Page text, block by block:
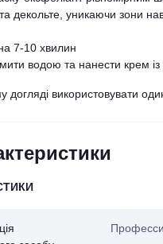
декольте, уникаючи зони
7-10 хвилин
водою та нанести крем
використовувати